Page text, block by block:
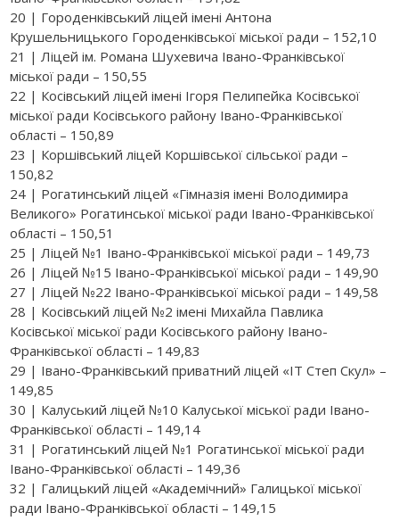
20 | Городенківський ліцей імені Антона
Крушельницького Городенківської міської ради – 152,10
21 | Ліцей ім. Романа Шухевича Івано-Франківської
міської ради – 150,55
22 | Косівський ліцей імені Ігоря Пелипейка Косівської
міської ради Косівського району Івано-Франківської
області – 150,89
23 | Коршівський ліцей Коршівської сільської ради –
150,82
24 | Рогатинський ліцей «Гімназія імені Володимира
Великого» Рогатинської міської ради Івано-Франківської
області – 150,51
25 | Ліцей №1 Івано-Франківської міської ради – 149,73
26 | Ліцей №15 Івано-Франківської міської ради – 149,90
27 | Ліцей №22 Івано-Франківської міської ради – 149,58
28 | Косівський ліцей №2 імені Михайла Павлика
Косівської міської ради Косівського району Івано-
Франківської області – 149,83
29 | Івано-Франківський приватний ліцей «ІТ Степ Скул» –
149,85
30 | Калуський ліцей №10 Калуської міської ради Івано-
Франківської області – 149,14
31 | Рогатинський ліцей №1 Рогатинської міської ради
Івано-Франківської області – 149,36
32 | Галицький ліцей «Академічний» Галицької міської
ради Івано-Франківської області – 149,15